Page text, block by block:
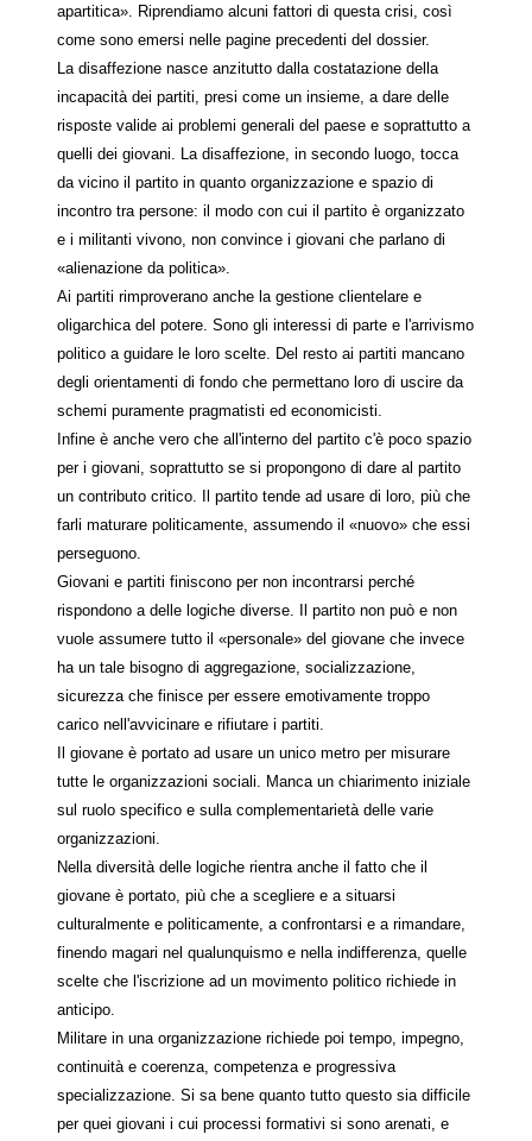
apartitica». Riprendiamo alcuni fattori di questa crisi, così
come sono emersi nelle pagine precedenti del dossier.
La disaffezione nasce anzitutto dalla costatazione della
incapacità dei partiti, presi come un insieme, a dare delle
risposte valide ai problemi generali del paese e soprattutto a
quelli dei giovani. La disaffezione, in secondo luogo, tocca
da vicino il partito in quanto organizzazione e spazio di
incontro tra persone: il modo con cui il partito è organizzato
e i militanti vivono, non convince i giovani che parlano di
«alienazione da politica».
Ai partiti rimproverano anche la gestione clientelare e
oligarchica del potere. Sono gli interessi di parte e l'arrivismo
politico a guidare le loro scelte. Del resto ai partiti mancano
degli orientamenti di fondo che permettano loro di uscire da
schemi puramente pragmatisti ed economicisti.
Infine è anche vero che all'interno del partito c'è poco spazio
per i giovani, soprattutto se si propongono di dare al partito
un contributo critico. Il partito tende ad usare di loro, più che
farli maturare politicamente, assumendo il «nuovo» che essi
perseguono.
Giovani e partiti finiscono per non incontrarsi perché
rispondono a delle logiche diverse. Il partito non può e non
vuole assumere tutto il «personale» del giovane che invece
ha un tale bisogno di aggregazione, socializzazione,
sicurezza che finisce per essere emotivamente troppo
carico nell'avvicinare e rifiutare i partiti.
Il giovane è portato ad usare un unico metro per misurare
tutte le organizzazioni sociali. Manca un chiarimento iniziale
sul ruolo specifico e sulla complementarietà delle varie
organizzazioni.
Nella diversità delle logiche rientra anche il fatto che il
giovane è portato, più che a scegliere e a situarsi
culturalmente e politicamente, a confrontarsi e a rimandare,
finendo magari nel qualunquismo e nella indifferenza, quelle
scelte che l'iscrizione ad un movimento politico richiede in
anticipo.
Militare in una organizzazione richiede poi tempo, impegno,
continuità e coerenza, competenza e progressiva
specializzazione. Si sa bene quanto tutto questo sia difficile
per quei giovani i cui processi formativi si sono arenati, e